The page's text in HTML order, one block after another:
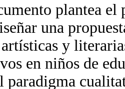
plantea
una
y
en niños de
paradigma